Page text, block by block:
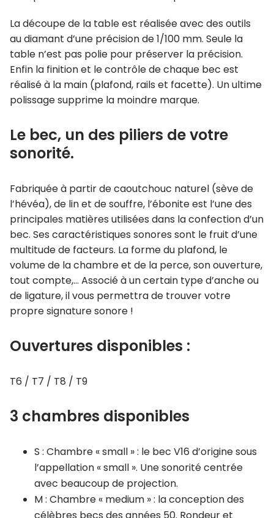
La découpe de la table est réalisée avec des outils
au diamant d’une précision de 1/100 mm. Seule la
table n’est pas polie pour préserver la précision.
Enfin la finition et le contrôle de chaque bec est
réalisé à la main (plafond, rails et facette). Un ultime
polissage supprime la moindre marque.
Le bec, un des piliers de votre
sonorité.
Fabriquée à partir de caoutchouc naturel (sève de
l’hévéa), de lin et de souffre, l’ébonite est l’une des
principales matières utilisées dans la confection d’un
bec. Ses caractéristiques sonores sont le fruit d’une
multitude de facteurs. La forme du plafond, le
volume de la chambre et de la perce, son ouverture,
tout compte,… Associé à un certain type d’anche ou
de ligature, il vous permettra de trouver votre
propre signature sonore !
Ouvertures disponibles :
T6 / T7 / T8 / T9
3 chambres disponibles
S : Chambre « small » : le bec V16 d’origine sous
l’appellation « small ». Une sonorité centrée
avec beaucoup de projection.
M : Chambre « medium » : la conception des